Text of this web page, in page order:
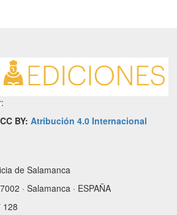
BY: Atribución 4.0 Internacional
de Salamanca
· Salamanca · ESPAÑA
128